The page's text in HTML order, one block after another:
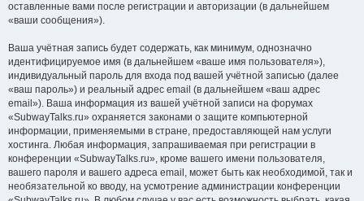
оставленные вами после регистрации и авторизации (в дальнейшем
«ваши сообщения»).
Ваша учётная запись будет содержать, как минимум, однозначно
идентифицируемое имя (в дальнейшем «ваше имя пользователя»),
индивидуальный пароль для входа под вашей учётной записью (далее
«ваш пароль») и реальный адрес email (в дальнейшем «ваш адрес
email»). Ваша информация из вашей учётной записи на форумах
«SubwayTalks.ru» охраняется законами о защите компьютерной
информации, применяемыми в стране, предоставляющей нам услуги
хостинга. Любая информация, запрашиваемая при регистрации в
конференции «SubwayTalks.ru», кроме вашего имени пользователя,
вашего пароля и вашего адреса email, может быть как необходимой, так и
необязательной ко вводу, на усмотрение администрации конференции